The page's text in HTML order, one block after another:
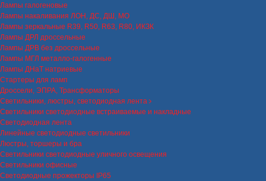
Лампы галогеновые
Лампы накаливания ЛОН, ДС, ДШ, МО
Лампы зеркальные R39, R50, R63, R80, ИКЗК
Лампы ДРЛ дроссельные
Лампы ДРВ без дроссельные
Лампы МГЛ металло-галогенные
Лампы ДНаТ натриевые
Стартеры для ламп
Дроссели, ЭПРА, Трансформаторы
Светильники, люстры, светодиодная лента
Светильники светодиодные встраиваемые и накладные
Светодиодная лента
Линейные светодиодные светильники
Люстры, торшеры и бра
Светильники светодиодные уличного освещения
Светильники офисные
Светодиодные прожекторы IP65